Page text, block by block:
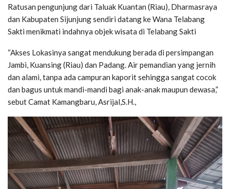
Ratusan pengunjung dari Taluak Kuantan (Riau), Dharmasraya
dan Kabupaten Sijunjung sendiri datang ke Wana Telabang
Sakti menikmati indahnya objek wisata di Telabang Sakti
“Akses Lokasinya sangat mendukung berada di persimpangan
Jambi, Kuansing (Riau) dan Padang. Air pemandian yang jernih
dan alami, tanpa ada campuran kaporit sehingga sangat cocok
dan bagus untuk mandi-mandi bagi anak-anak maupun dewasa,”
sebut Camat Kamangbaru, Asrijal,S.H.,